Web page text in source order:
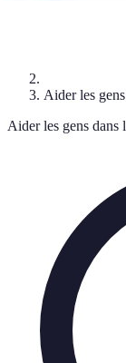
Aider les
Aider les gens dans